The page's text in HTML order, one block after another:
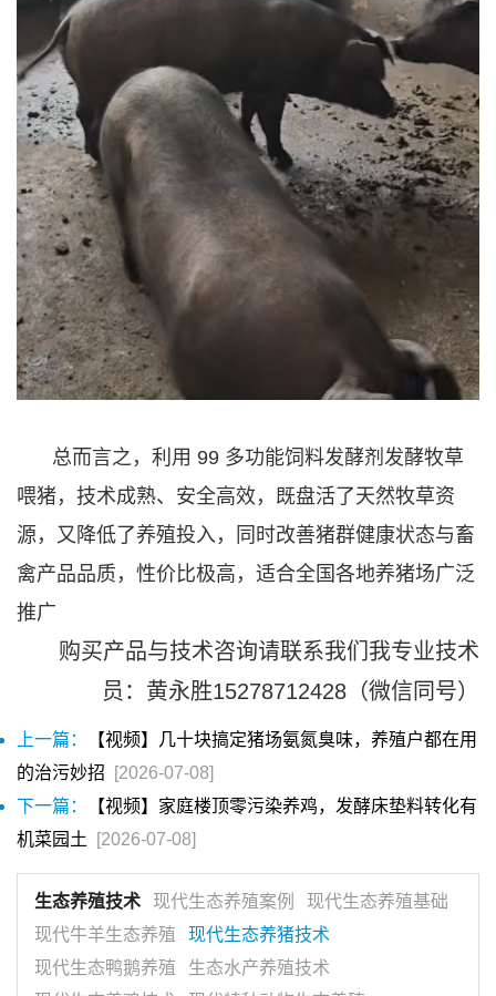
总而言之，利用 99 多功能饲料发酵剂发酵牧草
喂猪，技术成熟、安全高效，既盘活了天然牧草资
源，又降低了养殖投入，同时改善猪群健康状态与畜
禽产品品质，性价比极高，适合全国各地养猪场广泛
推广
购买产品与技术咨询请联系我们我专业技术
员：黄永胜15278712428（微信同号）
上一篇：
【视频】几十块搞定猪场氨氮臭味，养殖户都在用
的治污妙招
[2026-07-08]
下一篇：
【视频】家庭楼顶零污染养鸡，发酵床垫料转化有
机菜园土
[2026-07-08]
生态养殖技术 现代生态养殖案例
现代生态养殖基础
现代牛羊生态养殖
现代生态养猪技术
现代生态鸭鹅养殖
生态水产养殖技术